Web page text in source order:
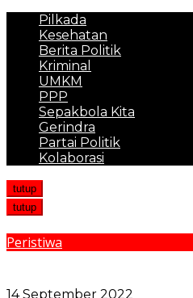
Pilkada
Kesehatan
Berita Politik
Kriminal
UMKM
PPP
Sepakbola Kita
Gerindra
Partai Politik
Kolaborasi
tutup
tutup
Peristiwa
14 September 2022